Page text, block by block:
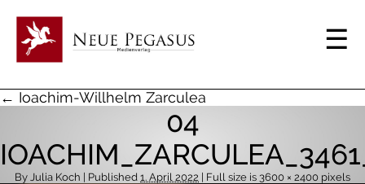
← Ioachim-Willhelm Zarculea
04
By Julia Koch | Published 1. April 2022 | Full size is 3600 × 2400 pixels